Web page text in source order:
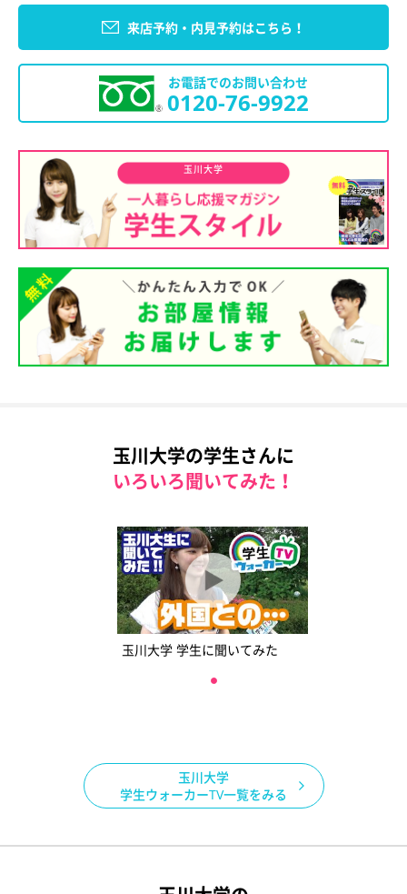
来店予約・内見予約はこちら！
お電話でのお問い合わせ
0120-76-9922
玉川大学
玉川大学の学生さんに
いろいろ聞いてみた！
玉川大学 学生に聞いてみた
玉川大学
学生ウォーカーTV一覧をみる